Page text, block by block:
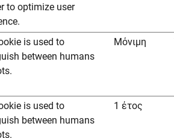
to optimize user
is used to
between humans
Μόνιμη
is used to
between humans
1 έτος